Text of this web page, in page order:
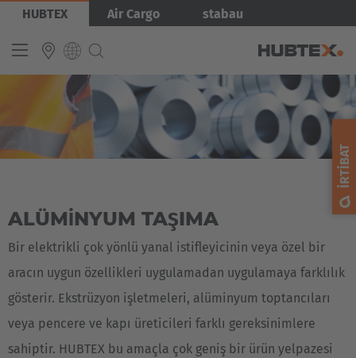
atla
HUBTEX Air Cargo stabau
INTERNATIONAL
Français
Görsel
ALÜMINYUM TAŞIMA
Bir elektrikli çok yönlü yanal istifleyicinin veya özel bir
aracın uygun özellikleri uygulamadan uygulamaya farklılık
gösterir. Ekstrüzyon işletmeleri, alüminyum toptancıları
veya pencere ve kapı üreticileri farklı gereksinimlere
sahiptir. HUBTEX bu amaçla çok geniş bir ürün yelpazesi
İRTIBAT